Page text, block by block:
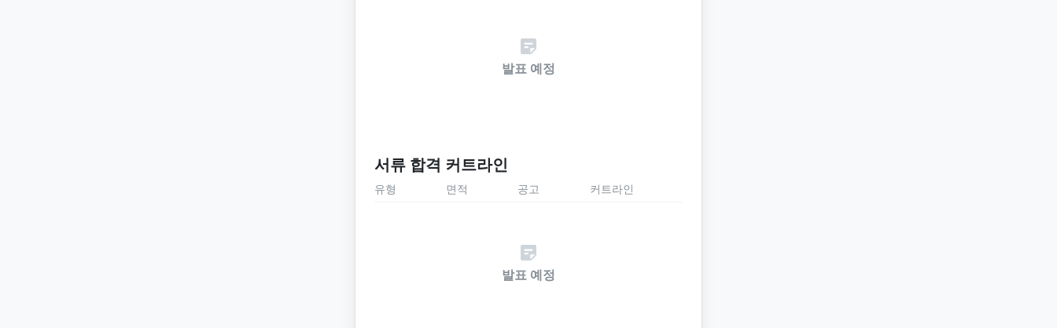
발표 예정
서류 합격 커트라인
유형 면적 공고 커트라인
발표 예정